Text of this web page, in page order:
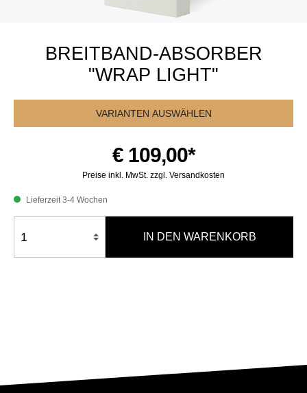
BREITBAND-ABSORBER
"WRAP LIGHT"
VARIANTEN AUSWÄHLEN
€ 109,00*
Preise inkl. MwSt. zzgl. Versandkosten
Lieferzeit 3-4 Wochen
IN DEN WARENKORB